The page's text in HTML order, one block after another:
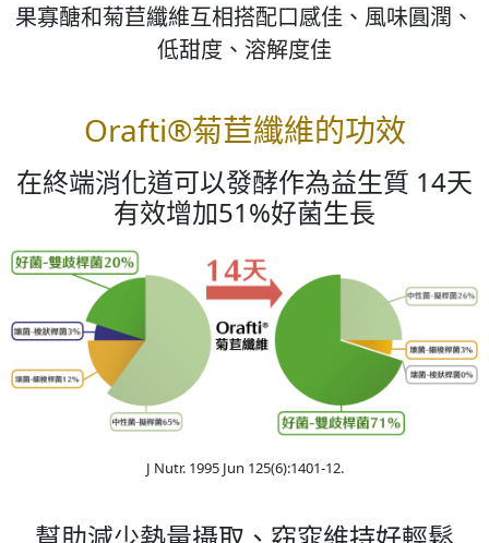
果寡醣和菊苣纖維互相搭配口感佳、風味圓潤、
低甜度、溶解度佳
Orafti®菊苣纖維的功效
在終端消化道可以發酵作為益生質 14天
有效增加51%好菌生長
J Nutr. 1995 Jun 125(6):1401-12.